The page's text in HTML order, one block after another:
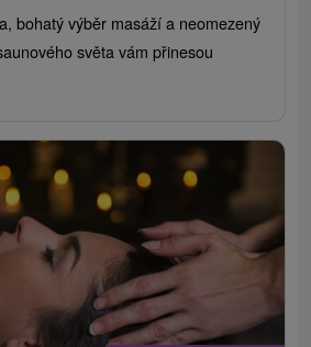
bohatý výběr masáží a neomezený
světa vám přinesou